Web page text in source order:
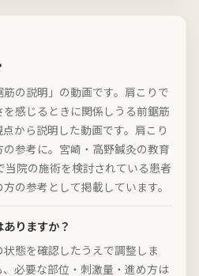
の説明」の動画です。肩こりで
感じるときに関係しうる前鋸筋
から説明した動画です。肩こり
参考に。宮崎・高野鍼灸の教育
当院の施術を検討されている患者
の参考として掲載しています。
りますか？
態を確認したうえで調整しま
必要な部位・刺激量・進め方は